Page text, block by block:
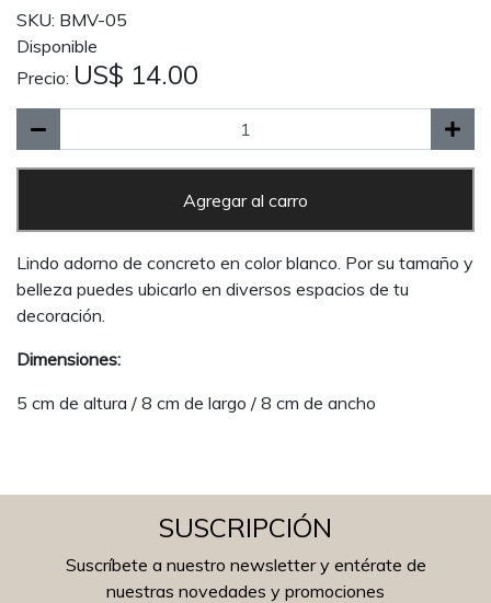
SKU: BMV-05
Disponible
Precio: US$ 14.00
Agregar al carro
Lindo adorno de concreto en color blanco. Por su tamaño y
belleza puedes ubicarlo en diversos espacios de tu
decoración.
Dimensiones:
5 cm de altura / 8 cm de largo / 8 cm de ancho
SUSCRIPCIÓN
Suscríbete a nuestro newsletter y entérate de
nuestras novedades y promociones